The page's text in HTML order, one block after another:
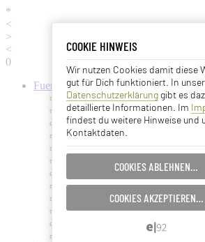
COOKIE HINWEIS
Wir nutzen Cookies damit diese
gut für Dich funktioniert. In
Datenschutzerklärung gibt es
detaillierte Informationen. Im
findest du weitere Hinweise und
Kontaktdaten.
COOKIES ABLEHNEN…
COOKIES AKZEPTIEREN…
EINSTELLUNGEN
ABBRECHEN…
*
<
>
<
0
FuerteventuraInformationen
Fuerteventura (Startseite)
Fuerteventura Wetter + Klima
Ortschaften auf Fuerteventura
Strände auf Fuerteventura
Pflanzen und Tiere auf Fuerte
Fuertes Kunst und Kultur
Verkehrsmittel (Taxi, Bus, Fähre)
Flughafen Fuerteventura
Ämter und Services auf Fuerte
Essen und Trinken auf Fuerte
Ärzte auf Fuerteventura